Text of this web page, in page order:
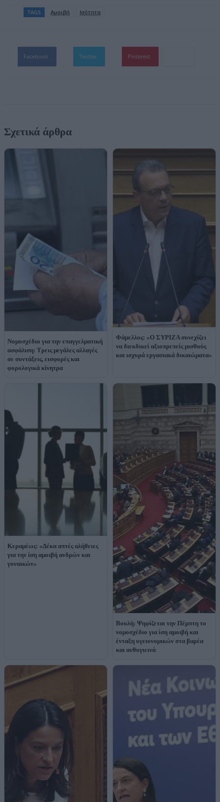
TAGS Αμοιβή Ισότητα
Facebook Twitter Pinterest
Σχετικά άρθρα
Νομοσχέδιο για την επαγγελματική
ασφάλιση: Τρεις μεγάλες αλλαγές
σε συντάξεις, εισφορές και
φορολογικά κίνητρα
Φάμελλος: «Ο ΣΥΡΙΖΑ συνεχίζει
να διεκδικεί αξιοπρεπείς μισθούς
και ισχυρά εργασιακά δικαιώματα»
Κεραμέως: «Δέκα απτές αλήθειες
για την ίση αμοιβή ανδρών και
γυναικών»
Βουλή: Ψηφίζεται την Πέμπτη το
νομοσχέδιο για ίση αμοιβή και
ένταξη υγειονομικών στα βαρέα
και ανθυγιεινά